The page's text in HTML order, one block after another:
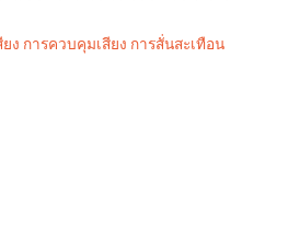
การควบคุมเสียง การสั่นสะเทือน